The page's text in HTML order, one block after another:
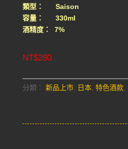
類型： Saison
容量： 330ml
酒精度： 7%
NT$280
分類： 新品上市, 日本, 特色酒款,